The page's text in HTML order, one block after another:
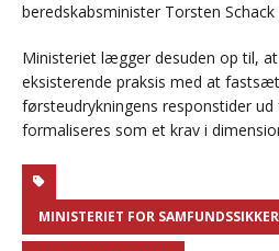
beredskabsminister Torsten Schack
Ministeriet lægger desuden op til,
eksisterende praksis med at
førsteudrykningens responstider
formaliseres som et krav i
MINISTERIET FOR